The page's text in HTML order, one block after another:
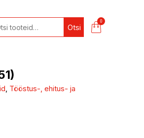
Otsi
0
, Tööstus-, ehitus- ja